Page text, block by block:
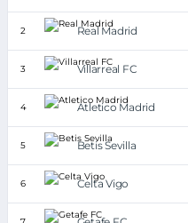
2 Real Madrid
3 Villarreal FC
4 Atletico Madrid
5 Betis Sevilla
6 Celta Vigo